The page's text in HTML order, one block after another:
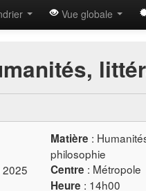
Vue globale
Matière :
philosophie
Centre : Métropole
2025
Heure : 14h00